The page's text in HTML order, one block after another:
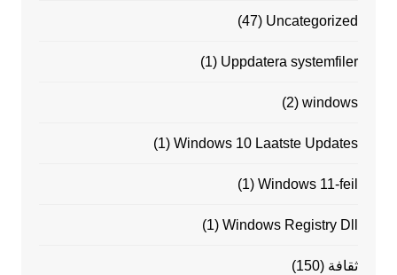
Uncategorized
(47)
Uppdatera systemfiler
(1)
windows
(2)
Windows 10 Laatste Updates
(1)
Windows 11-feil
(1)
Windows Registry Dll
(1)
ثقافة (150)